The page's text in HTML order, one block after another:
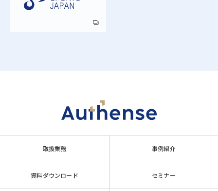
取扱業務 事例紹介
資料ダウンロード セミナー